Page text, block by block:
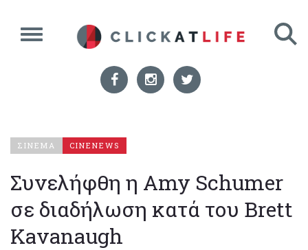
ΣΙΝΕΜΑ CINENEWS
Συνελήφθη η Amy Schumer
σε διαδήλωση κατά του Brett
Kavanaugh